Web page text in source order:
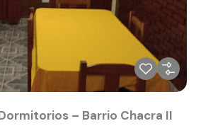
– Barrio Chacra II